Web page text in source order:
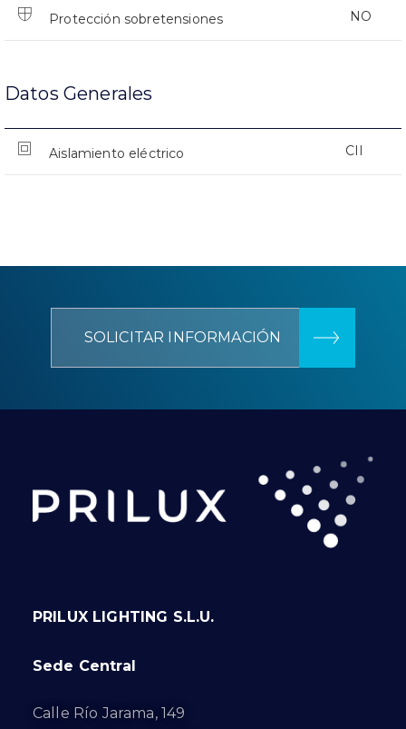
Protección sobretensiones NO
Datos Generales
Aislamiento eléctrico CII
SOLICITAR INFORMACIÓN
PRILUX LIGHTING S.L.U.
Sede Central
Calle Río Jarama, 149